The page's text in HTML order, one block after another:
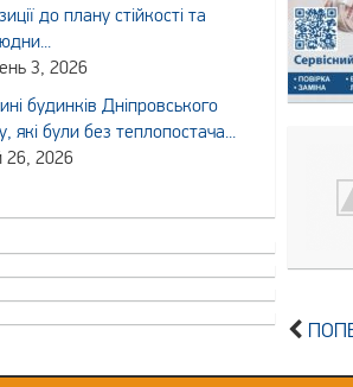
до плану стійкості та
3, 2026
будинків Дніпровського
які були без теплопостача...
26, 2026